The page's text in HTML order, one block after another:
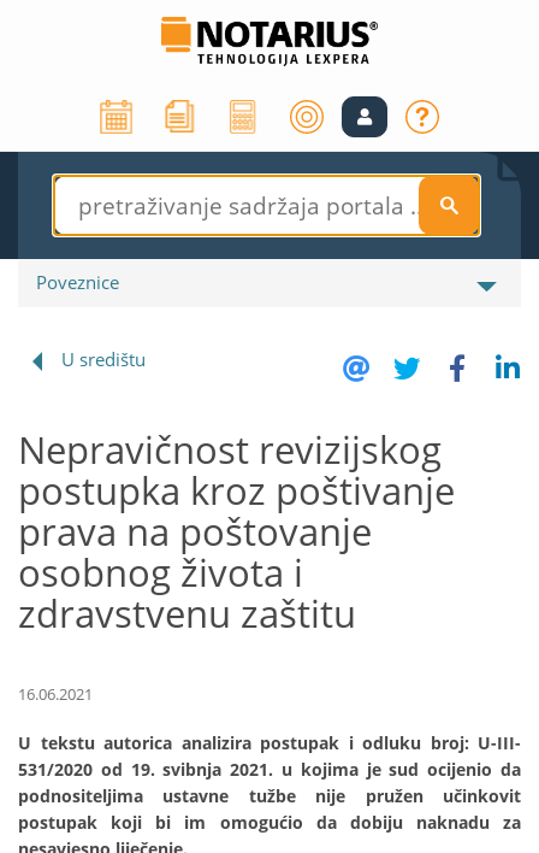
S
Poveznice
U središtu
Nepravičnost revizijskog
postupka kroz poštivanje
prava na poštovanje
osobnog života i
zdravstvenu zaštitu
16.06.2021
U tekstu autorica analizira postupak i odluku broj: U-III-
531/2020 od 19. svibnja 2021. u kojima je sud ocijenio da
podnositeljima ustavne tužbe nije pružen učinkovit
postupak koji bi im omogućio da dobiju naknadu za